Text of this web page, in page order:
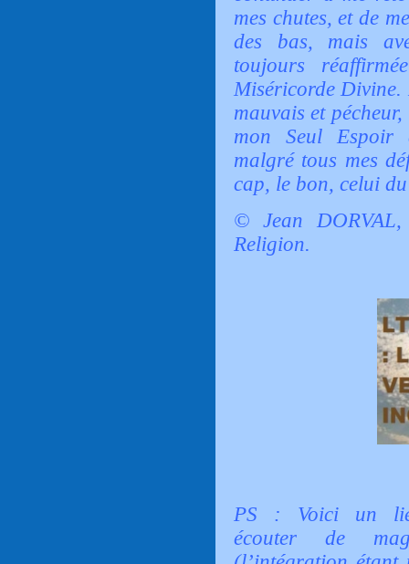
mes chutes, et de
des bas, mais
toujours
Miséricorde Divine.
mauvais et
mon Seul Espoir
malgré tous mes
cap, le bon, celui
© Jean
Religion.
PS : Voici un
écouter de